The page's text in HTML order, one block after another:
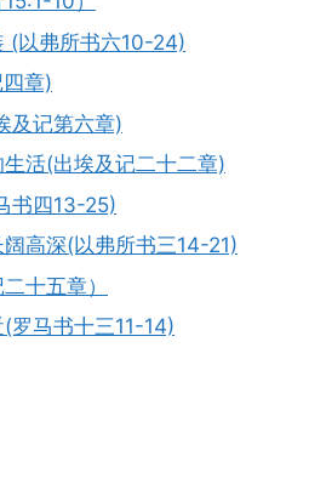
(以弗所书六10-24)
章)
及记第六章)
活(出埃及记二十二章)
书四13-25)
高深(以弗所书三14-21)
十五章）
罗马书十三11-14)